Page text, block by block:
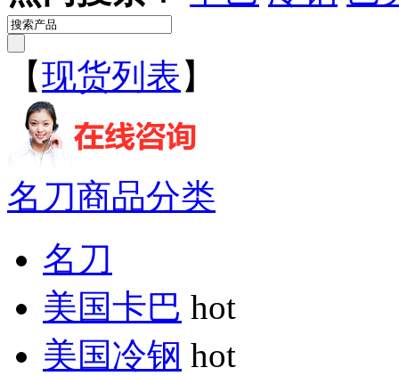
【现货列表 】
名刀商品分类
名刀
美国卡巴 hot
美国冷钢 hot